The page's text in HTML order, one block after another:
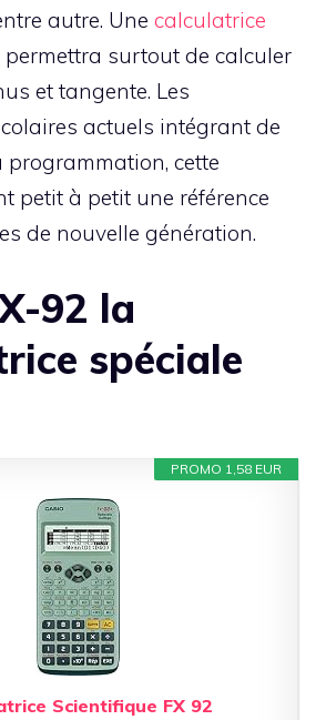
autre. Une calculatrice
permettra surtout de calculer
et tangente. Les
actuels intégrant de
cette
petit à petit une référence
de nouvelle génération.
92 la
spéciale
PROMO 1,58 EUR
Scientifique FX 92